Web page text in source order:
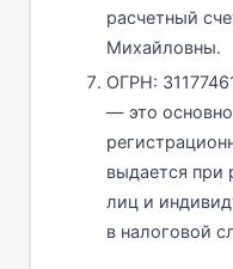
расчетный
Михайловны.
ОГРН:
— это
выдается при
лиц и
в налоговой